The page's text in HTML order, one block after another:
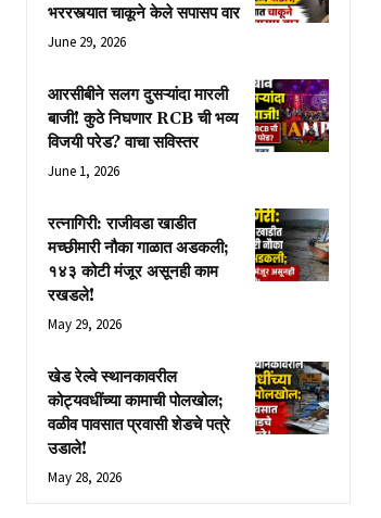
भररस्त्यात चाकूने केले सपासप वार
June 29, 2026
आरसीबीने सलग दुसऱ्यांदा मारली
बाजी! कुठे निघणार RCB ची भव्य
विजयी परेड? वाचा सविस्तर
June 1, 2026
रत्नागिरी: राजीवडा खाडीत
मच्छीमारी नौका गाळात अडकली;
१४३ कोटी मंजूर असूनही काम
रखडले!
May 29, 2026
खेड रेल्वे स्थानकावरील
कोट्यवधींच्या कामाची पोलखोल;
वळीव पावसात प्रवासी शेडचे पत्रे
उडाले!
May 28, 2026